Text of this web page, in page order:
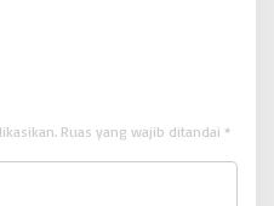
Ruas yang wajib ditandai *